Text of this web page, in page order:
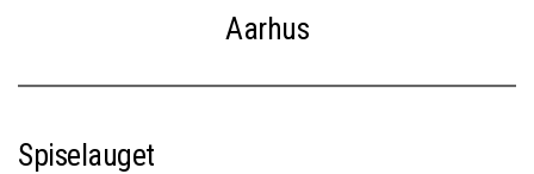
Aarhus
Spiselauget